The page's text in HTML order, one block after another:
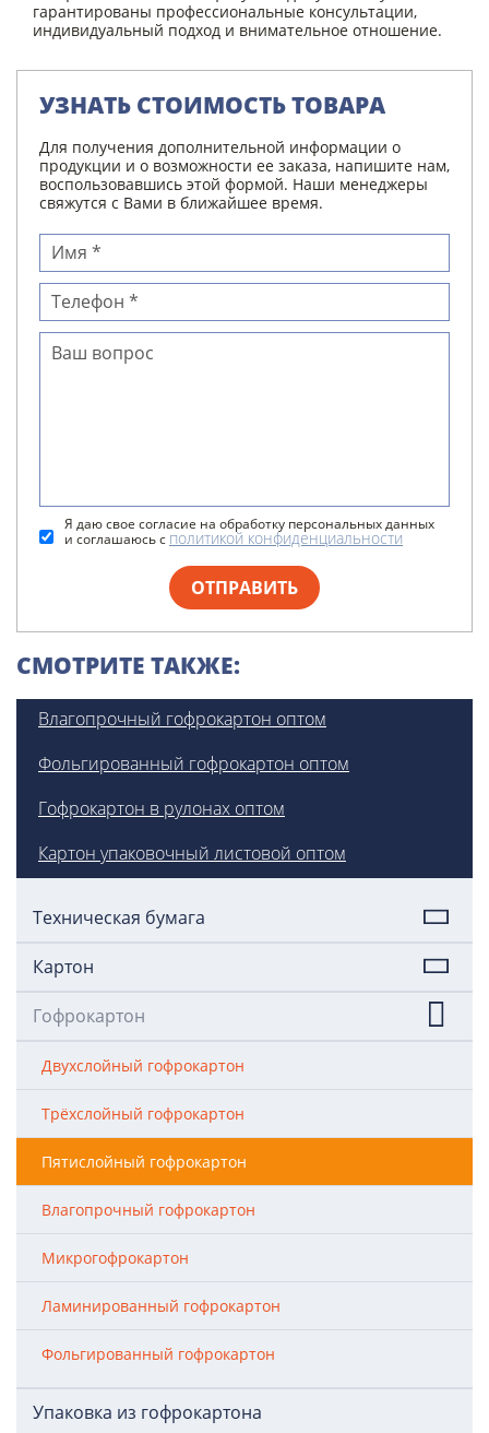
гарантированы профессиональные консультации,
индивидуальный подход и внимательное отношение.
УЗНАТЬ СТОИМОСТЬ ТОВАРА
Для получения дополнительной информации о
продукции и о возможности ее заказа, напишите нам,
воспользовавшись этой формой. Наши менеджеры
свяжутся с Вами в ближайшее время.
Я даю свое согласие на обработку персональных данных
и соглашаюсь с политикой конфиденциальности
ОТПРАВИТЬ
СМОТРИТЕ ТАКЖЕ:
Влагопрочный гофрокартон оптом
Фольгированный гофрокартон оптом
Гофрокартон в рулонах оптом
Картон упаковочный листовой оптом
Техническая бумага
Картон
Гофрокартон
Двухслойный гофрокартон
Трёхслойный гофрокартон
Пятислойный гофрокартон
Влагопрочный гофрокартон
Микрогофрокартон
Ламинированный гофрокартон
Фольгированный гофрокартон
Упаковка из гофрокартона